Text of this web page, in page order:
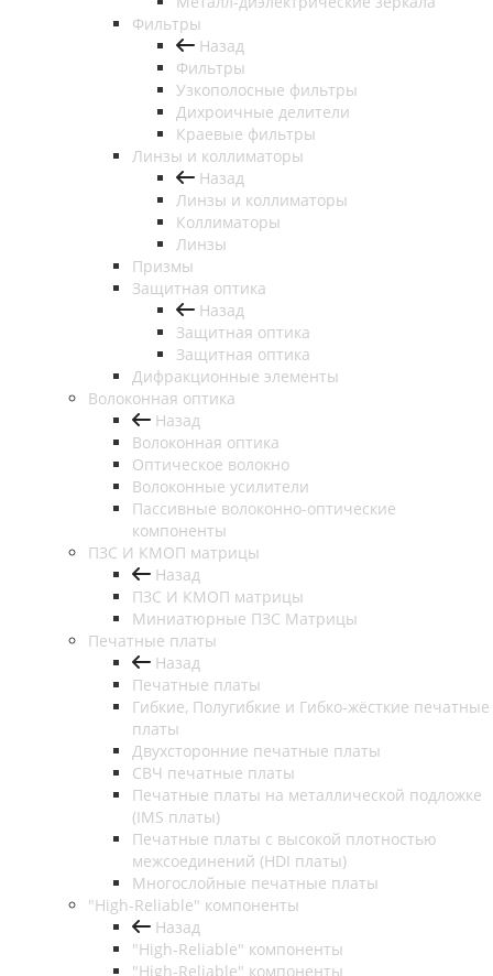
Фильтры
Назад
Фильтры
Узкополосные фильтры
Дихроичные делители
Краевые фильтры
Линзы и коллиматоры
Назад
Линзы и коллиматоры
Коллиматоры
Линзы
Призмы
Защитная оптика
Назад
Защитная оптика
Защитная оптика
Дифракционные элементы
Волоконная оптика
Назад
Волоконная оптика
Оптическое волокно
Волоконные усилители
Пассивные волоконно-оптические
компоненты
ПЗС И КМОП матрицы
Назад
ПЗС И КМОП матрицы
Миниатюрные ПЗС Матрицы
Печатные платы
Назад
Печатные платы
Гибкие, Полугибкие и Гибко-жёсткие печатные
платы
Двухсторонние печатные платы
СВЧ печатные платы
Печатные платы на металлической подложке
(IMS платы)
Печатные платы с высокой плотностью
межсоединений (HDI платы)
Многослойные печатные платы
"High-Reliable" компоненты
Назад
"High-Reliable" компоненты
"High-Reliable" компоненты